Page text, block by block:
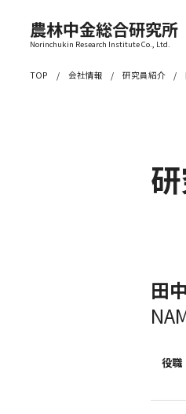
農林中金総合研究所
Norinchukin Research Institute Co., Ltd.
TOP 会社情報 研究員紹介
田
役職